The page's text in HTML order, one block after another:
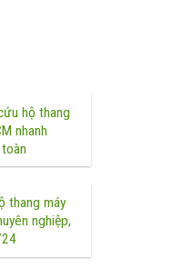
hộ thang
nhanh
thang máy
nghiệp,